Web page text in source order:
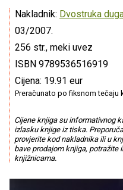
Nakladnik: Dvostruka
03/2007.
256 str., meki uvez
ISBN 9789536516919
Cijena: 19.91 eur
Preračunato po fiksnom tečaju
Cijene knjiga su informativnog
izlasku knjige iz tiska.
provjerite kod nakladnika ili u
bave prodajom knjiga, potražite
knjižnicama.